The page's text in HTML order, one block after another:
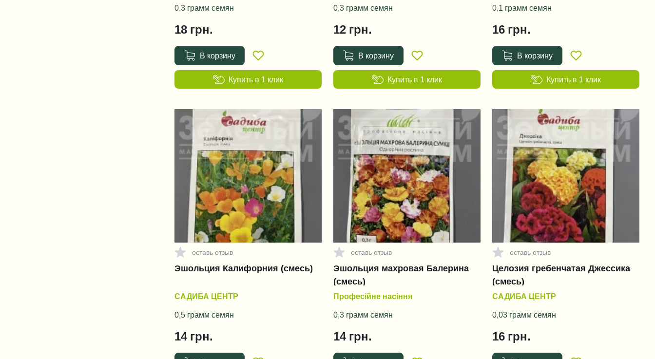
0,3 грамм семян
18 грн.
В корзину
Купить в 1 клик
0,3 грамм семян
12грн.
В корзину
Купить в 1 клик
0,1 грамм семян
16грн.
В корзину
Купить в 1 клик
оставь отзыв
Эшольция Калифорния (смесь)
САДИБА ЦЕНТР
0,5 грамм семян
14грн.
оставь отзыв
Эшольция махровая Балерина
(смесь)
Професійне насіння
0,3 грамм семян
14грн.
оставь отзыв
Целозия гребенчатая Джессика
(смесь)
САДИБА ЦЕНТР
0,03 грамм семян
16грн.